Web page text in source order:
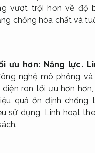
vượt trội hơn về độ
chống hóa chất và
ưu hơn: Năng lực.
nghệ mô phỏng
ron tối ưu hơn hơn,
quả ổn định chống
sử dụng, Linh hoạt